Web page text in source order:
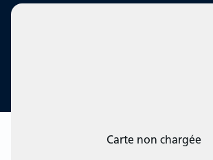
Carte non chargée